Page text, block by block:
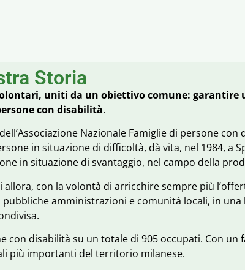
Storia
uniti da un obiettivo comune:
con disabilità.
Nazionale Famiglie di persone
in situazione di difficoltà, dà vita, nel 1984, a
in situazione di svantaggio, nel campo della
con la volontà di arricchire sempre più
amministrazioni e comunità locali, in
con disabilità su un totale di 905 occupati. Con
più importanti del territorio milanese.